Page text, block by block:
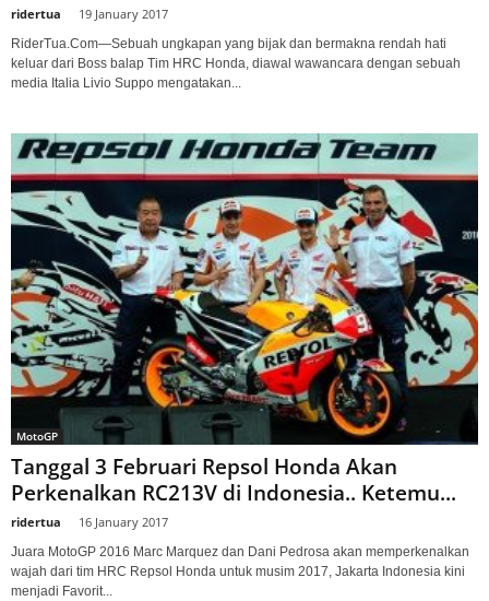
ridertua 19 January 2017
RiderTua.Com—Sebuah ungkapan yang bijak dan bermakna rendah hati
keluar dari Boss balap Tim HRC Honda, diawal wawancara dengan sebuah
media Italia Livio Suppo mengatakan...
MotoGP
Tanggal 3 Februari Repsol Honda Akan
Perkenalkan RC213V di Indonesia.. Ketemu...
ridertua 16 January 2017
Juara MotoGP 2016 Marc Marquez dan Dani Pedrosa akan memperkenalkan
wajah dari tim HRC Repsol Honda untuk musim 2017, Jakarta Indonesia kini
menjadi Favorit...